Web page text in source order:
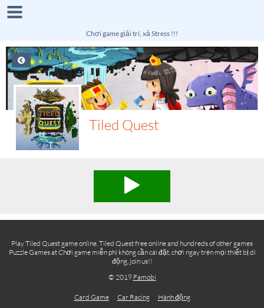
Chơi game giải trí, xả Stress !!!
Tiled Quest
Play Tiled Quest game online, Tiled Quest free online and hundreds of other games
Puzzle Games at Chơi game miễn phí không cần cài đặt, chơi ngay trên mọi thiết bị di
động, join us!!
© 2019 Famobi
Card Game Car Racing Hành động